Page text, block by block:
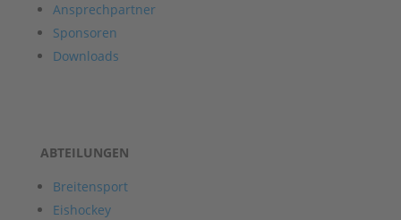
Ansprechpartner
Sponsoren
Downloads
ABTEILUNGEN
Breitensport
Eishockey